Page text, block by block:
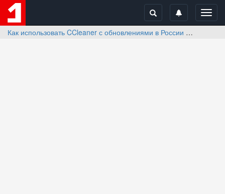
Как использовать CCleaner с обновлениями в России